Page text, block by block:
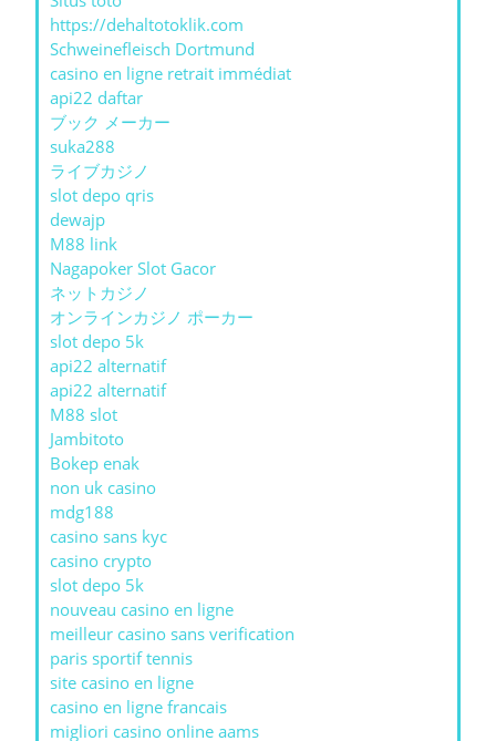
https://dehaltotoklik.com
Schweinefleisch Dortmund
casino en ligne retrait immédiat
api22 daftar
ブック メーカー
suka288
ライブカジノ
slot depo qris
dewajp
M88 link
Nagapoker Slot Gacor
ネットカジノ
オンラインカジノ ポーカー
slot depo 5k
api22 alternatif
api22 alternatif
M88 slot
Jambitoto
Bokep enak
non uk casino
mdg188
casino sans kyc
casino crypto
slot depo 5k
nouveau casino en ligne
meilleur casino sans verification
paris sportif tennis
site casino en ligne
casino en ligne francais
migliori casino online aams